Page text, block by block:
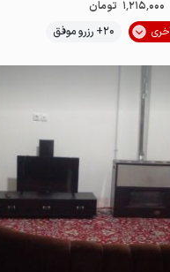
1٬215٬000 تومان
20+ رزرو موفق